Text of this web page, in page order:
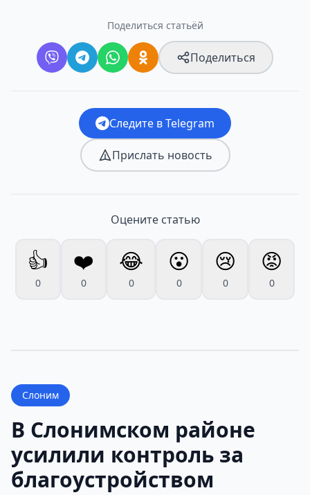
Поделиться статьёй
Поделиться
Следите в Telegram
Прислать новость
Оцените статью
👍
0
❤️
0
😂
0
😮
0
😢
0
😡
0
Слоним
В Слонимском районе
усилили контроль за
благоустройством